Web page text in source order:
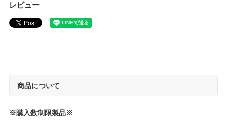
レビュー
商品について
※購入数制限製品※